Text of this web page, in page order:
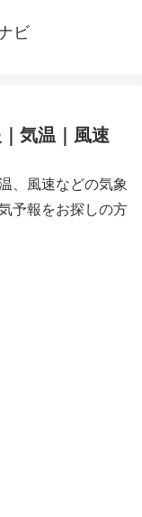
ビ
気温｜風速
、風速などの気象
予報をお探しの方